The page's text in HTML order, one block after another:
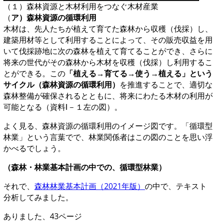
（１）森林資源と木材利用をつなぐ木材産業
（ア）森林資源の循環利用
木材は、先人たちが植えて育てた森林から収穫（伐採）し、
建築用材等として利用することによって、その販売収益を用
いて伐採跡地に次の森林を植えて育てることができ、さらに
将来の世代がその森林から木材を収穫（伐採）し利用するこ
とができる。この 「植える→育てる→使う→植える」という
サイクル（森林資源の循環利用） を推進することで、適切な
森林整備が確保されるとともに、将来にわたる木材の利用が
可能となる（資料Ⅰ－１左の図）。
よく見る、森林資源の循環利用のイメージ図です。「循環型
林業」という言葉でで、林業関係者はこの図のことを思い浮
かべるでしょう。
（森林・林業基本計画の中での、循環型林業）
それで、森林林業基本計画（2021年版）の中で、テキスト
分析してみました。
ありました、43ページ